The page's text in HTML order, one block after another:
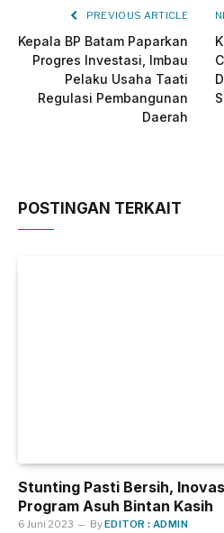
PREVIOUS ARTICLE
Kepala BP Batam Paparkan
Progres Investasi, Imbau
Pelaku Usaha Taati
Regulasi Pembangunan
Daerah
POSTINGAN TERKAIT
Stunting Pasti Bersih,
Program Asuh Bintan Kasih
6 Juni 2023 ByEDITOR : ADMIN